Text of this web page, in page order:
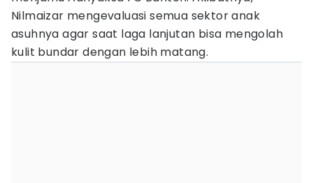
Nilmaizar mengevaluasi semua sektor anak
asuhnya agar saat laga lanjutan bisa mengolah
kulit bundar dengan lebih matang.